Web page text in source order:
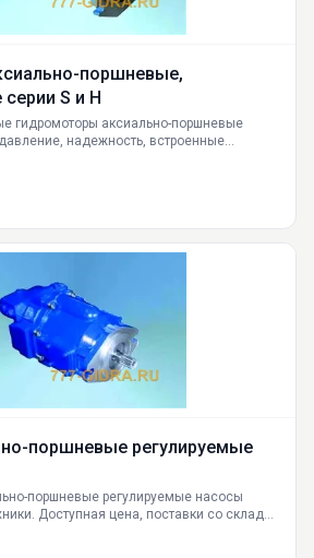
поршневые,
S и H
гидромоторы аксиально-поршневые
надежность, встроенные
поршневые регулируемые
поршневые регулируемые насосы
Доступная цена, поставки со склада
PVE21 Vickers.